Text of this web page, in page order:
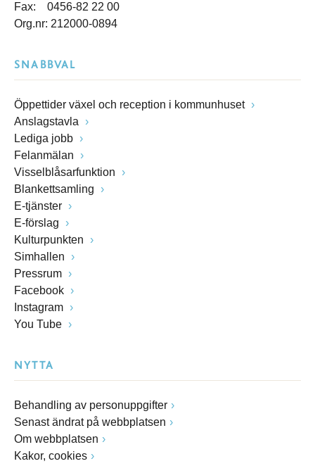
Fax: 0456-82 22 00
Org.nr: 212000-0894
SNABBVAL
Öppettider växel och reception i kommunhuset
Anslagstavla
Lediga jobb
Felanmälan
Visselblåsarfunktion
Blankettsamling
E-tjänster
E-förslag
Kulturpunkten
Simhallen
Pressrum
Facebook
Instagram
You Tube
NYTTA
Behandling av personuppgifter
Senast ändrat på webbplatsen
Om webbplatsen
Kakor, cookies